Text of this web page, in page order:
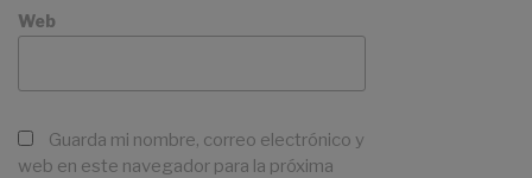
Web
Guarda mi nombre, correo electrónico y
web en este navegador para la próxima